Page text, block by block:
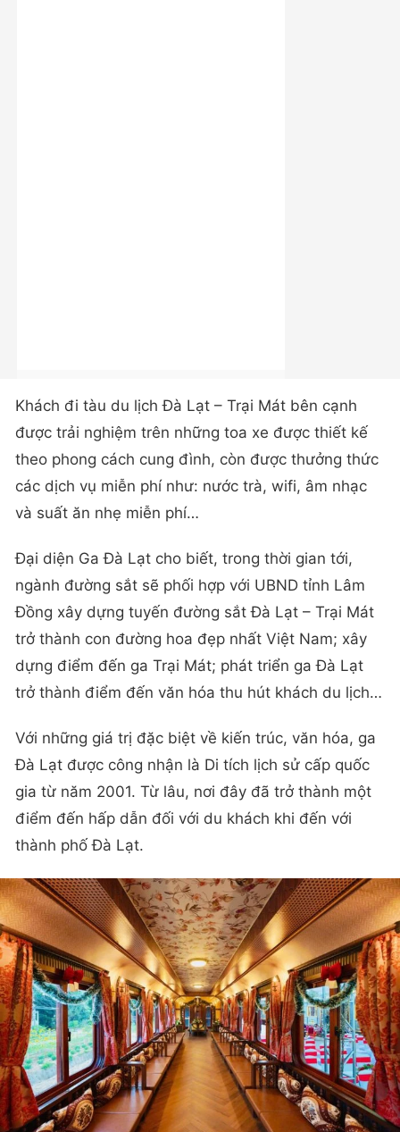
Khách đi tàu du lịch Đà Lạt – Trại Mát bên cạnh
được trải nghiệm trên những toa xe được thiết kế
theo phong cách cung đình, còn được thưởng thức
các dịch vụ miễn phí như: nước trà, wifi, âm nhạc
và suất ăn nhẹ miễn phí…
Đại diện Ga Đà Lạt cho biết, trong thời gian tới,
ngành đường sắt sẽ phối hợp với UBND tỉnh Lâm
Đồng xây dựng tuyến đường sắt Đà Lạt – Trại Mát
trở thành con đường hoa đẹp nhất Việt Nam; xây
dựng điểm đến ga Trại Mát; phát triển ga Đà Lạt
trở thành điểm đến văn hóa thu hút khách du lịch…
Với những giá trị đặc biệt về kiến trúc, văn hóa, ga
Đà Lạt được công nhận là Di tích lịch sử cấp quốc
gia từ năm 2001. Từ lâu, nơi đây đã trở thành một
điểm đến hấp dẫn đối với du khách khi đến với
thành phố Đà Lạt.